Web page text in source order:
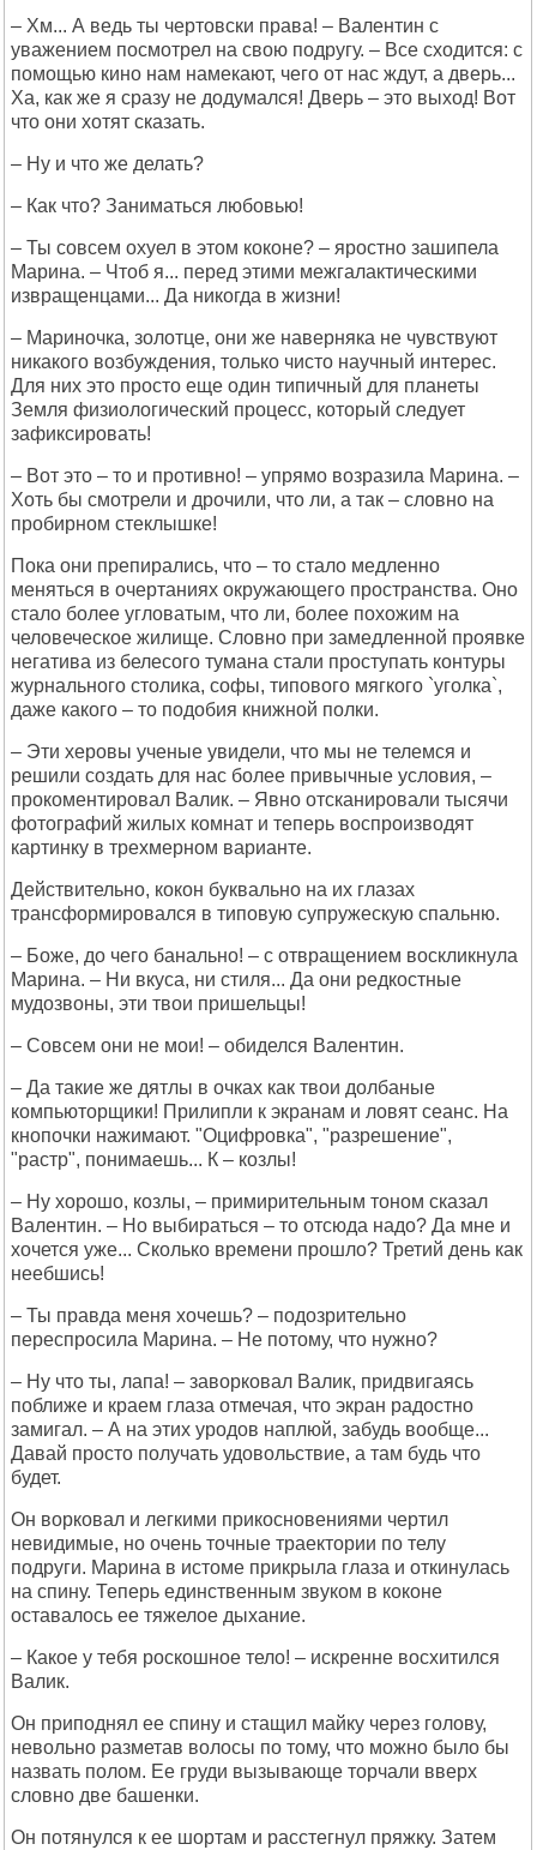
– Хм... А ведь ты чертовски права! – Валентин с
уважением посмотрел на свою подругу. – Все сходится: с
помощью кино нам намекают, чего от нас ждут, а дверь...
Ха, как же я сразу не додумался! Дверь – это выход! Вот
что они хотят сказать.
– Ну и что же делать?
– Как что? Заниматься любовью!
– Ты совсем охуел в этом коконе? – яростно зашипела
Марина. – Чтоб я... перед этими межгалактическими
извращенцами... Да никогда в жизни!
– Мариночка, золотце, они же наверняка не чувствуют
никакого возбуждения, только чисто научный интерес.
Для них это просто еще один типичный для планеты
Земля физиологический процесс, который следует
зафиксировать!
– Вот это – то и противно! – упрямо возразила Марина. –
Хоть бы смотрели и дрочили, что ли, а так – словно на
пробирном стеклышке!
Пока они препирались, что – то стало медленно
меняться в очертаниях окружающего пространства. Оно
стало более угловатым, что ли, более похожим на
человеческое жилище. Словно при замедленной проявке
негатива из белесого тумана стали проступать контуры
журнального столика, софы, типового мягкого `уголка`,
даже какого – то подобия книжной полки.
– Эти херовы ученые увидели, что мы не телемся и
решили создать для нас более привычные условия, –
прокоментировал Валик. – Явно отсканировали тысячи
фотографий жилых комнат и теперь воспроизводят
картинку в трехмерном варианте.
Действительно, кокон буквально на их глазах
трансформировался в типовую супружескую спальню.
– Боже, до чего банально! – с отвращением воскликнула
Марина. – Ни вкуса, ни стиля... Да они редкостные
мудозвоны, эти твои пришельцы!
– Совсем они не мои! – обиделся Валентин.
– Да такие же дятлы в очках как твои долбаные
компьюторщики! Прилипли к экранам и ловят сеанс. На
кнопочки нажимают. "Оцифровка", "разрешение",
"растр", понимаешь... К – козлы!
– Ну хорошо, козлы, – примирительным тоном сказал
Валентин. – Но выбираться – то отсюда надо? Да мне и
хочется уже... Сколько времени прошло? Третий день как
неебшись!
– Ты правда меня хочешь? – подозрительно
переспросила Марина. – Не потому, что нужно?
– Ну что ты, лапа! – заворковал Валик, придвигаясь
поближе и краем глаза отмечая, что экран радостно
замигал. – А на этих уродов наплюй, забудь вообще...
Давай просто получать удовольствие, а там будь что
будет.
Он ворковал и легкими прикосновениями чертил
невидимые, но очень точные траектории по телу
подруги. Марина в истоме прикрыла глаза и откинулась
на спину. Теперь единственным звуком в коконе
оставалось ее тяжелое дыхание.
– Какое у тебя роскошное тело! – искренне восхитился
Валик.
Он приподнял ее спину и стащил майку через голову,
невольно разметав волосы по тому, что можно было бы
назвать полом. Ее груди вызывающе торчали вверх
словно две башенки.
Он потянулся к ее шортам и расстегнул пряжку. Затем